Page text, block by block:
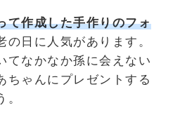
て作成した手作りのフォ
の日に人気があります。
てなかなか孫に会えない
ちゃんにプレゼントする